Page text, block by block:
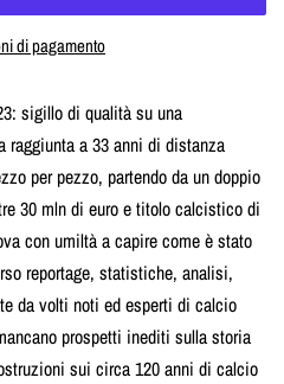
di pagamento
sigillo di qualità su una
raggiunta a 33 anni di distanza
per pezzo, partendo da un doppio
30 mln di euro e titolo calcistico di
con umiltà a capire come è stato
reportage, statistiche, analisi,
da volti noti ed esperti di calcio
prospetti inediti sulla storia
sui circa 120 anni di calcio